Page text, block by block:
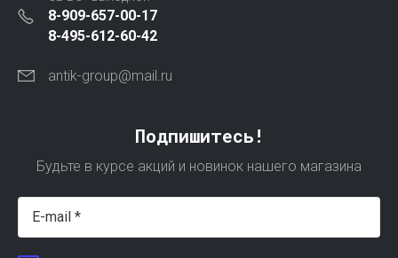
8-909-657-00-17
8-495-612-60-42
antik-group@mail.ru
Подпишитесь!
Будьте в курсе акций и новинок нашего магазина